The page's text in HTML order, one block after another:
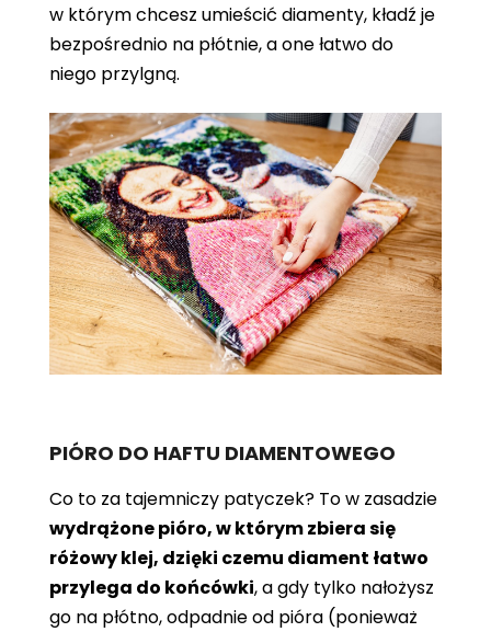
w którym chcesz umieścić diamenty, kładź je
bezpośrednio na płótnie, a one łatwo do
niego przylgną.
PIÓRO DO HAFTU DIAMENTOWEGO
Co to za tajemniczy patyczek? To w zasadzie
wydrążone pióro, w którym zbiera się
różowy klej, dzięki czemu diament łatwo
przylega do końcówki, a gdy tylko nałożysz
go na płótno, odpadnie od pióra (ponieważ